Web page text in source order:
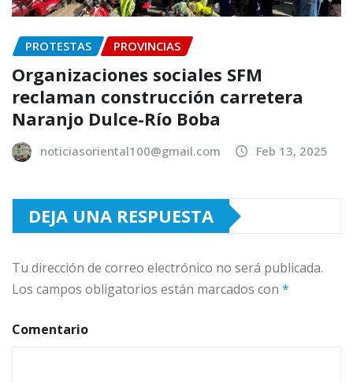
PROTESTAS PROVINCIAS
Organizaciones sociales SFM
reclaman construcción carretera
Naranjo Dulce-Río Boba
noticiasoriental100@gmail.com Feb 13, 2025
DEJA UNA RESPUESTA
Tu dirección de correo electrónico no será publicada.
Los campos obligatorios están marcados con *
Comentario